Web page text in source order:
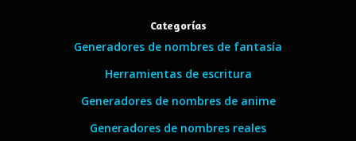
Categorías
Generadores de nombres de fantasía
Herramientas de escritura
Generadores de nombres de anime
Generadores de nombres reales